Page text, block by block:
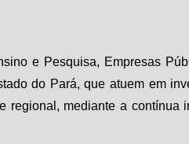
e Pesquisa, Empresas
do Pará, que atuem em
mediante a contínua